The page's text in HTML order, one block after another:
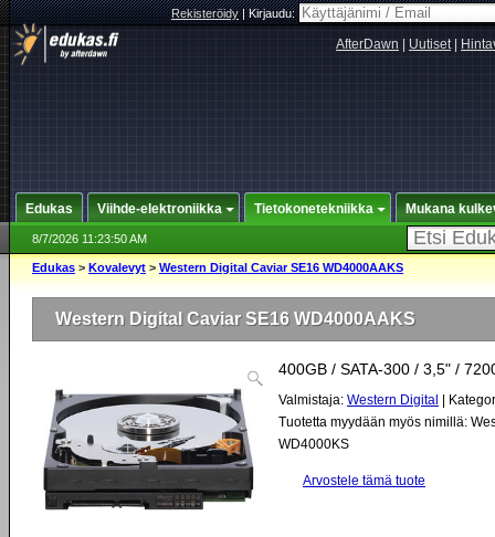
Rekisteröidy|Kirjaudu:
AfterDawn Uutiset|
Edukas Viihde-elektroniikka Tietokonetekniikka Mukana
8/7/2026 11:23:50 AM
Edukas > Kovalevyt > Western Digital Caviar SE16 WD4000AAKS
Western Digital Caviar SE16 WD4000AAKS
400GB / SATA-300 / 3,5" /
Valmistaja: Western Digital
|
Tuotetta myydään myös nimillä:
WD4000KS
Arvostele tämä tuote